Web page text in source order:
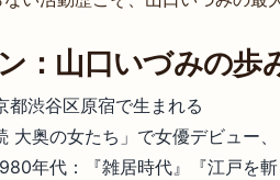
：山口いづみの歩
都渋谷区原宿で生まれる
大奥の女たち」で女優デビュー
年代 ：『雑居時代』『江戸を